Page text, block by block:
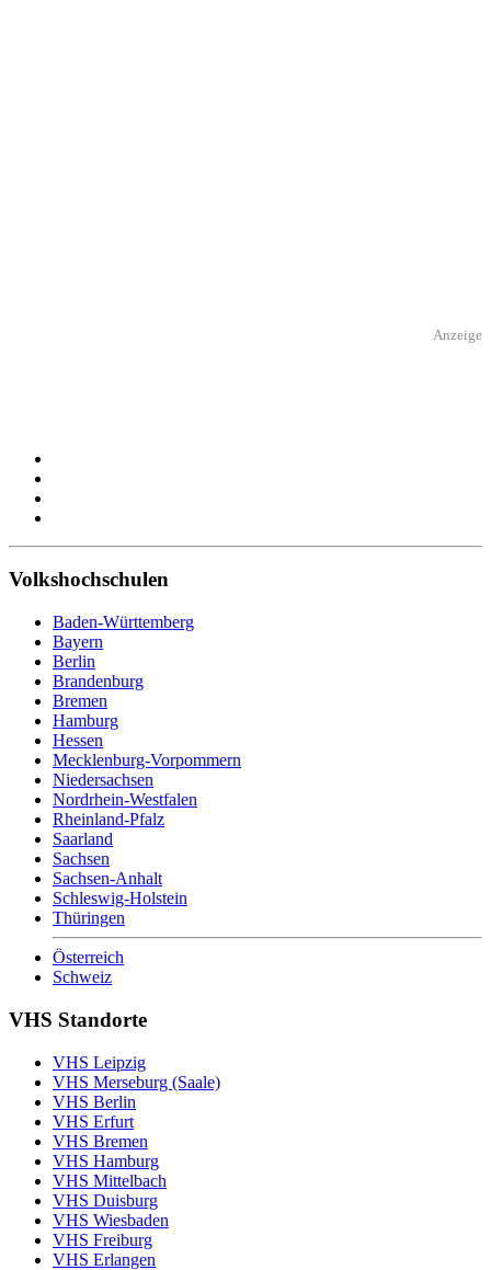
Anzeige
Volkshochschulen
Baden-Württemberg
Bayern
Berlin
Brandenburg
Bremen
Hamburg
Hessen
Mecklenburg-Vorpommern
Niedersachsen
Nordrhein-Westfalen
Rheinland-Pfalz
Saarland
Sachsen
Sachsen-Anhalt
Schleswig-Holstein
Thüringen
Österreich
Schweiz
VHS Standorte
VHS Leipzig
VHS Merseburg (Saale)
VHS Berlin
VHS Erfurt
VHS Bremen
VHS Hamburg
VHS Mittelbach
VHS Duisburg
VHS Wiesbaden
VHS Freiburg
VHS Erlangen